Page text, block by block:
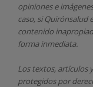
opiniones e
caso, si Quirónsalud
contenido
forma inmediata.
Los textos, artículos
protegidos por